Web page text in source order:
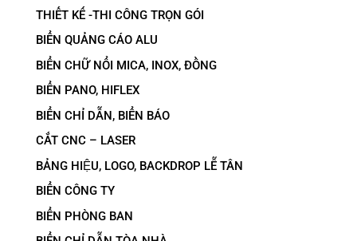
THIẾT KẾ -THI CÔNG TRỌN GÓI
BIỂN QUẢNG CÁO ALU
BIỂN CHỮ NỔI MICA, INOX, ĐỒNG
BIỂN PANO, HIFLEX
BIỂN CHỈ DẪN, BIỂN BÁO
CẮT CNC – LASER
BẢNG HIỆU, LOGO, BACKDROP LỄ TÂN
BIỂN CÔNG TY
BIỂN PHÒNG BAN